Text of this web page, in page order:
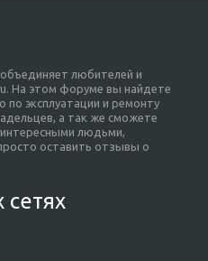
любителей и
На этом форуме вы найдете
эксплуатации и ремонту
а так же сможете
людьми,
оставить отзывы о